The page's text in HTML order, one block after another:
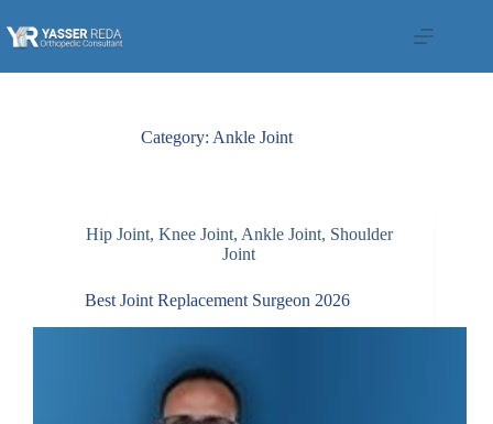
to
content
Category: Ankle Joint
Hip Joint, Knee Joint, Ankle Joint, Shoulder
Joint
Best Joint Replacement Surgeon 2026